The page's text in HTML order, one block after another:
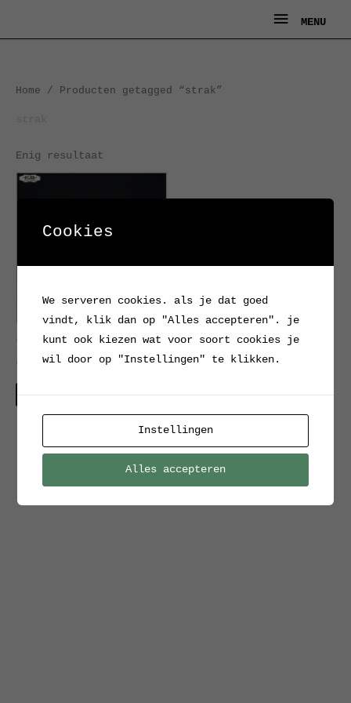
MENU
MENU
Home / Producten getagged “strak”
Enig resultaat
Vintage RZB plafonnière,
opaal glas
Verkocht
Cookies
We serveren cookies. als je dat goed
vindt, klik dan op "Alles accepteren". je
kunt ook kiezen wat voor soort cookies je
wil door op "Instellingen" te klikken.
Instellingen
Alles accepteren